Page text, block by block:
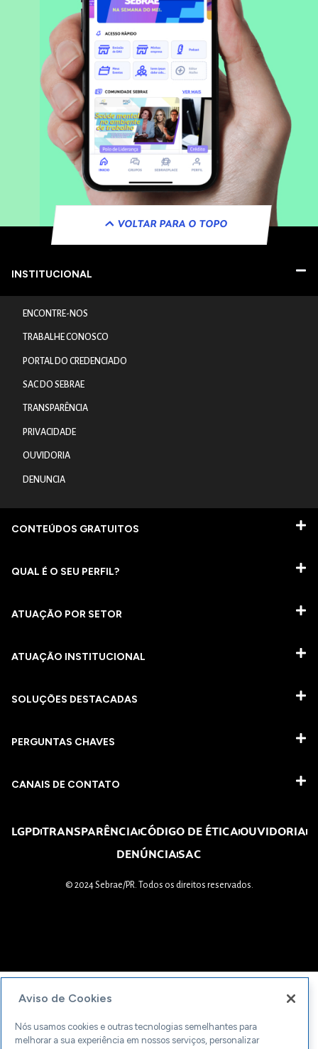
VOLTAR PARA O TOPO
INSTITUCIONAL
ENCONTRE-NOS
TRABALHE CONOSCO
PORTAL DO CREDENCIADO
SAC DO SEBRAE
TRANSPARÊNCIA
PRIVACIDADE
OUVIDORIA
DENUNCIA
CONTEÚDOS GRATUITOS
QUAL É O SEU PERFIL?
ATUAÇÃO POR SETOR
ATUAÇÃO INSTITUCIONAL
SOLUÇÕES DESTACADAS
PERGUNTAS CHAVES​
CANAIS DE CONTATO
LGPDTRANSPARÊNCIACÓDIGO DE ÉTICAOUVIDORIA
DENÚNCIASAC
© 2024 Sebrae/PR. Todos os direitos reservados.
Aviso de Cookies
Nós usamos cookies e outras tecnologias semelhantes para
melhorar a sua experiência em nossos serviços, personalizar